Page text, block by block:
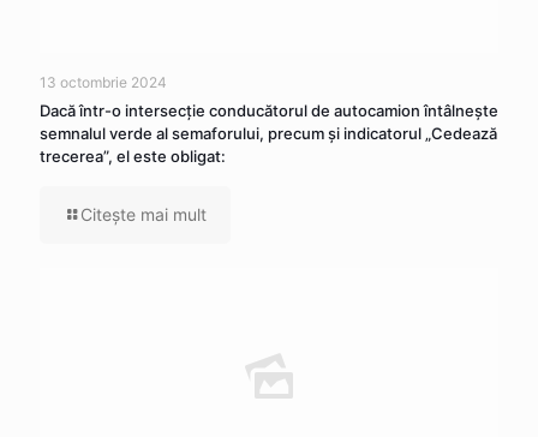
13 octombrie 2024
Dacă într-o intersecţie conducătorul de autocamion întâlneşte
semnalul verde al semaforului, precum şi indicatorul „Cedează
trecerea”, el este obligat:
Citeşte mai mult